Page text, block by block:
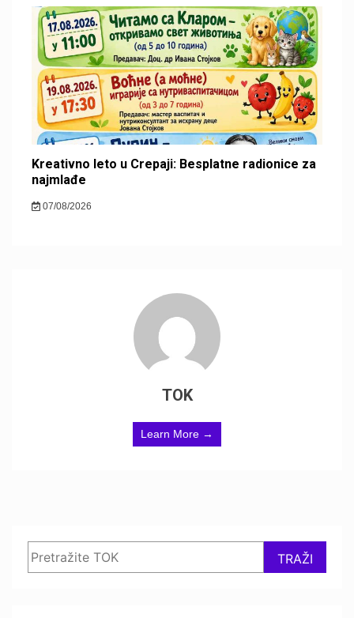
Kreativno leto u Crepaji: Besplatne radionice za
najmlađe
07/08/2026
TOK
Learn More →
TRAŽI